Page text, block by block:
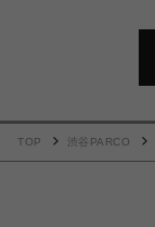
TOP 渋谷PARCO